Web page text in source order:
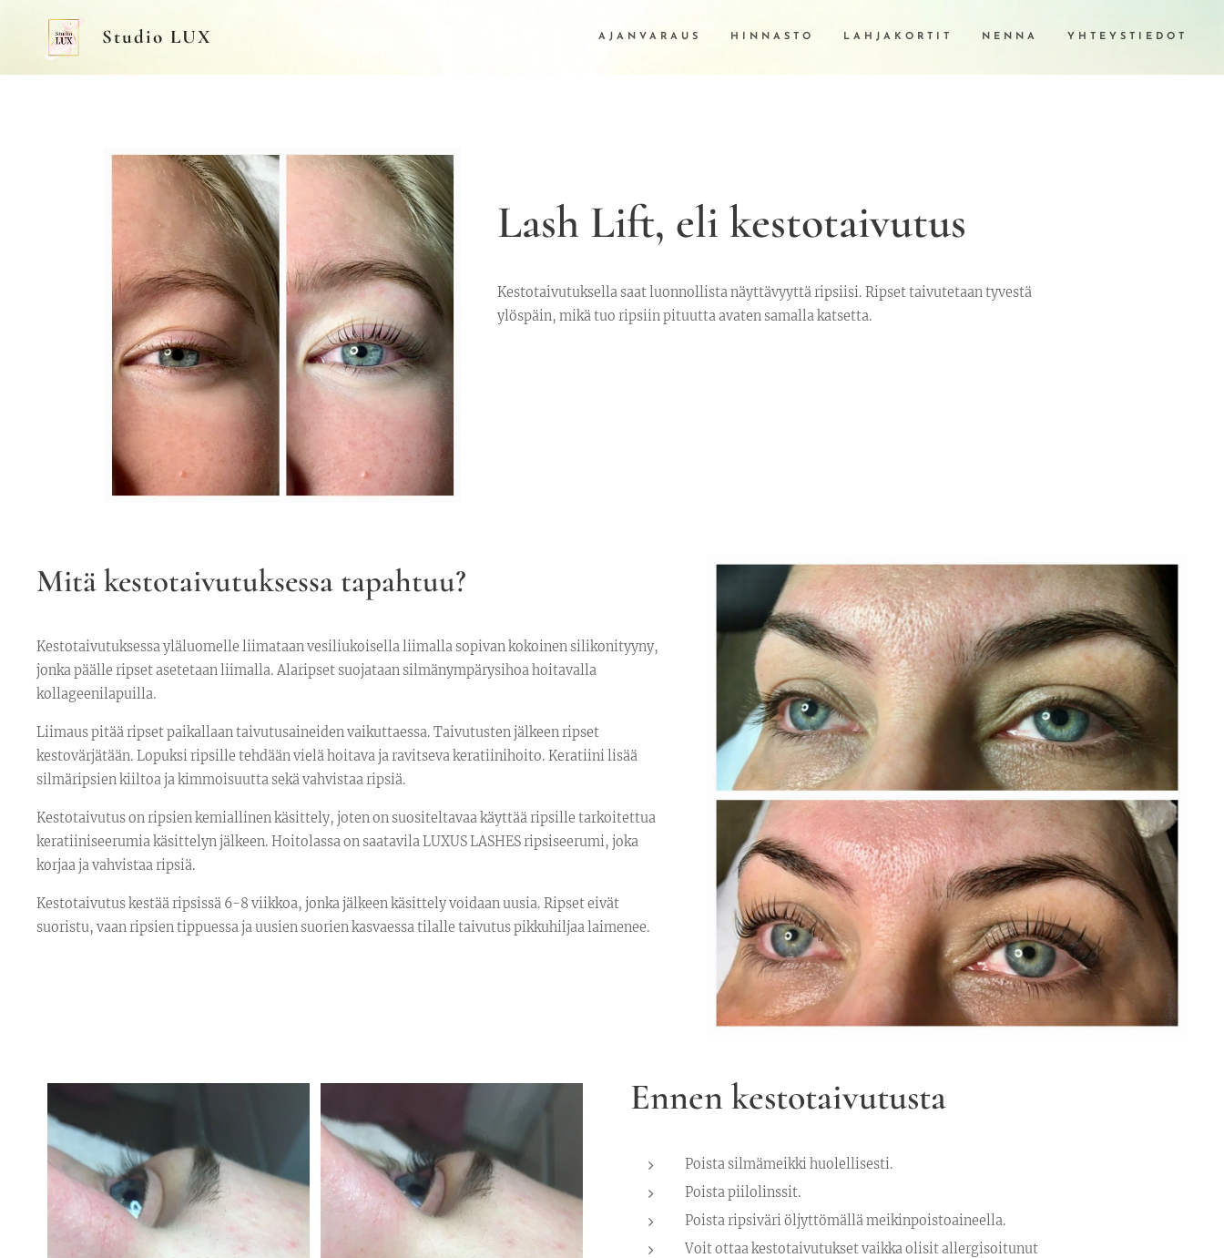
Studio LUX AJANVARAUS HINNASTO LAHJAKORTIT NENNA YHTEYSTIEDOT
Lash Lift, eli kestotaivutus
Kestotaivutuksella saat luonnollista näyttävyyttä ripsiisi. Ripset taivutetaan tyvestä
ylöspäin, mikä tuo ripsiin pituutta avaten samalla katsetta.
Mitä kestotaivutuksessa tapahtuu?
Kestotaivutuksessa yläluomelle liimataan vesiliukoisella liimalla sopivan kokoinen silikonityyny,
jonka päälle ripset asetetaan liimalla. Alaripset suojataan silmänympärysihoa hoitavalla
kollageenilapuilla.
Liimaus pitää ripset paikallaan taivutusaineiden vaikuttaessa. Taivutusten jälkeen ripset
kestovärjätään. Lopuksi ripsille tehdään vielä hoitava ja ravitseva keratiinihoito. Keratiini lisää
silmäripsien kiiltoa ja kimmoisuutta sekä vahvistaa ripsiä.
Kestotaivutus on ripsien kemiallinen käsittely, joten on suositeltavaa käyttää ripsille tarkoitettua
keratiiniseerumia käsittelyn jälkeen. Hoitolassa on saatavila LUXUS LASHES ripsiseerumi, joka
korjaa ja vahvistaa ripsiä.
Kestotaivutus kestää ripsissä 6-8 viikkoa, jonka jälkeen käsittely voidaan uusia. Ripset eivät
suoristu, vaan ripsien tippuessa ja uusien suorien kasvaessa tilalle taivutus pikkuhiljaa laimenee.
Ennen kestotaivutusta
Poista silmämeikki huolellisesti.
Poista piilolinssit.
Poista ripsiväri öljyttömällä meikinpoistoaineella.
Voit ottaa kestotaivutukset vaikka olisit allergisoitunut